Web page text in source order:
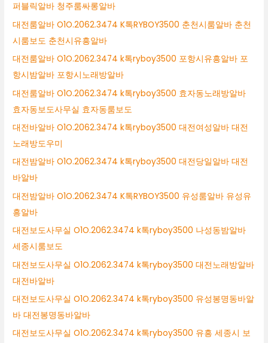
퍼블릭알바 청주룸싸롱알바
대전룸알바 O1O.2062.3474 K톡RYBOY3500 춘천시룸알바 춘천
시룸보도 춘천시유흥알바
대전룸알바 O1O.2062.3474 k톡ryboy3500 포항시유흥알바 포
항시밤알바 포항시노래방알바
대전룸알바 O1O.2062.3474 k톡ryboy3500 효자동노래방알바
효자동보도사무실 효자동룸보도
대전바알바 O1O.2062.3474 k톡ryboy3500 대전여성알바 대전
노래방도우미
대전밤알바 O1O.2062.3474 k톡ryboy3500 대전당일알바 대전
바알바
대전밤알바 O1O.2062.3474 K톡RYBOY3500 유성룸알바 유성유
흥알바
대전보도사무실 O1O.2062.3474 k톡ryboy3500 나성동밤알바
세종시룸보도
대전보도사무실 O1O.2062.3474 k톡ryboy3500 대전노래방알바
대전바알바
대전보도사무실 O1O.2062.3474 k톡ryboy3500 유성봉명동바알
바 대전봉명동바알바
대전보도사무실 O1O.2062.3474 k톡ryboy3500 유흥 세종시 보